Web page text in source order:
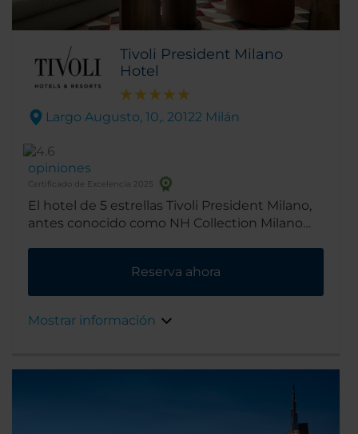
Tivoli President Milano
Hotel
Largo Augusto, 10,. 20122 Milán
opiniones
Certificado de Excelencia 2025
El hotel de 5 estrellas Tivoli President Milano,
antes conocido como NH Collection Milano
ciudad. El hotel, completamente renovado en
2025, combina encanto, elegancia y diseño. Si
encuentra a 5 minutos a pie de la Plaza del
Reserva ahora
Mostrar información